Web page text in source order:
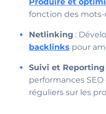
fonction des mots-
Netlinking :
backlinks pour
Suivi et Reporting
performances
réguliers sur les